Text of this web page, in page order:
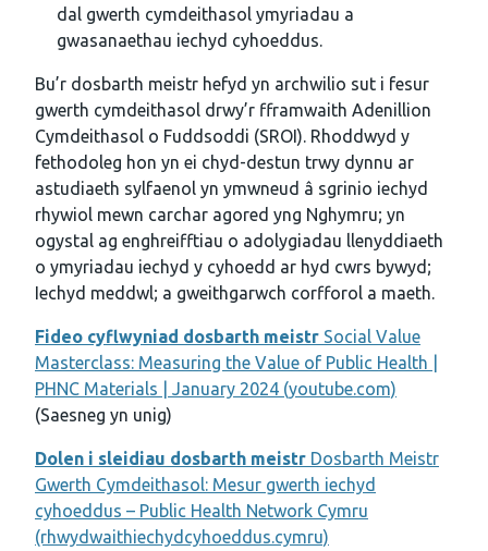
dal gwerth cymdeithasol ymyriadau a
gwasanaethau iechyd cyhoeddus.
Bu’r dosbarth meistr hefyd yn archwilio sut i fesur
gwerth cymdeithasol drwy’r fframwaith Adenillion
Cymdeithasol o Fuddsoddi (SROI). Rhoddwyd y
fethodoleg hon yn ei chyd-destun trwy dynnu ar
astudiaeth sylfaenol yn ymwneud â sgrinio iechyd
rhywiol mewn carchar agored yng Nghymru; yn
ogystal ag enghreifftiau o adolygiadau llenyddiaeth
o ymyriadau iechyd y cyhoedd ar hyd cwrs bywyd;
Iechyd meddwl; a gweithgarwch corfforol a maeth.
Fideo cyflwyniad dosbarth meistr Social Value
Masterclass: Measuring the Value of Public Health |
PHNC Materials | January 2024 (youtube.com)
(Saesneg yn unig)
Dolen i sleidiau dosbarth meistr Dosbarth Meistr
Gwerth Cymdeithasol: Mesur gwerth iechyd
cyhoeddus – Public Health Network Cymru
(rhwydwaithiechydcyhoeddus.cymru)